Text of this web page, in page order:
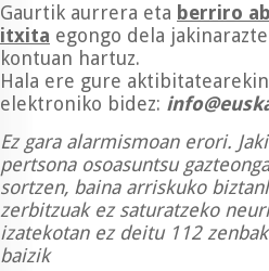
Gaurtik aurrera eta berriro
itxita egongo dela
kontuan hartuz.
Hala ere gure
elektroniko bidez:
Ez gara alarmismoan erori.
pertsona osoasuntsu
sortzen, baina arriskuko
zerbitzuak ez saturatzeko
izatekotan ez deitu 112
baizik